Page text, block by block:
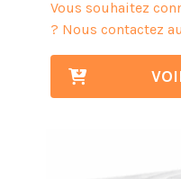
Vous souhaitez
? Nous contactez au